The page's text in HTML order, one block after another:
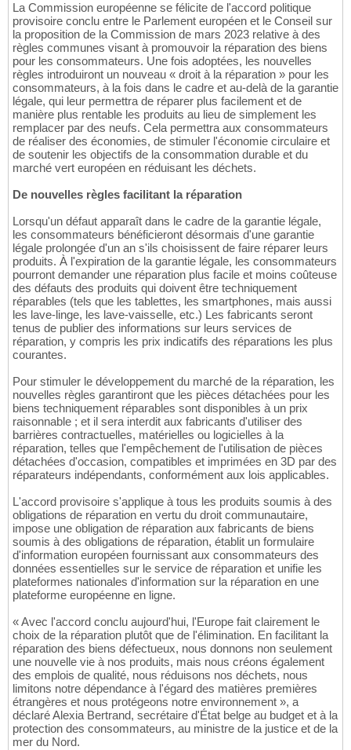
La Commission européenne se félicite de l'accord politique
provisoire conclu entre le Parlement européen et le Conseil sur
la proposition de la Commission de mars 2023 relative à des
règles communes visant à promouvoir la réparation des biens
pour les consommateurs. Une fois adoptées, les nouvelles
règles introduiront un nouveau « droit à la réparation » pour les
consommateurs, à la fois dans le cadre et au-delà de la garantie
légale, qui leur permettra de réparer plus facilement et de
manière plus rentable les produits au lieu de simplement les
remplacer par des neufs. Cela permettra aux consommateurs
de réaliser des économies, de stimuler l'économie circulaire et
de soutenir les objectifs de la consommation durable et du
marché vert européen en réduisant les déchets.
De nouvelles règles facilitant la réparation
Lorsqu'un défaut apparaît dans le cadre de la garantie légale,
les consommateurs bénéficieront désormais d'une garantie
légale prolongée d'un an s'ils choisissent de faire réparer leurs
produits. À l'expiration de la garantie légale, les consommateurs
pourront demander une réparation plus facile et moins coûteuse
des défauts des produits qui doivent être techniquement
réparables (tels que les tablettes, les smartphones, mais aussi
les lave-linge, les lave-vaisselle, etc.) Les fabricants seront
tenus de publier des informations sur leurs services de
réparation, y compris les prix indicatifs des réparations les plus
courantes.
Pour stimuler le développement du marché de la réparation, les
nouvelles règles garantiront que les pièces détachées pour les
biens techniquement réparables sont disponibles à un prix
raisonnable ; et il sera interdit aux fabricants d'utiliser des
barrières contractuelles, matérielles ou logicielles à la
réparation, telles que l'empêchement de l'utilisation de pièces
détachées d'occasion, compatibles et imprimées en 3D par des
réparateurs indépendants, conformément aux lois applicables.
L'accord provisoire s'applique à tous les produits soumis à des
obligations de réparation en vertu du droit communautaire,
impose une obligation de réparation aux fabricants de biens
soumis à des obligations de réparation, établit un formulaire
d'information européen fournissant aux consommateurs des
données essentielles sur le service de réparation et unifie les
plateformes nationales d'information sur la réparation en une
plateforme européenne en ligne.
« Avec l'accord conclu aujourd'hui, l'Europe fait clairement le
choix de la réparation plutôt que de l'élimination. En facilitant la
réparation des biens défectueux, nous donnons non seulement
une nouvelle vie à nos produits, mais nous créons également
des emplois de qualité, nous réduisons nos déchets, nous
limitons notre dépendance à l'égard des matières premières
étrangères et nous protégeons notre environnement », a
déclaré Alexia Bertrand, secrétaire d'État belge au budget et à la
protection des consommateurs, au ministre de la justice et de la
mer du Nord.